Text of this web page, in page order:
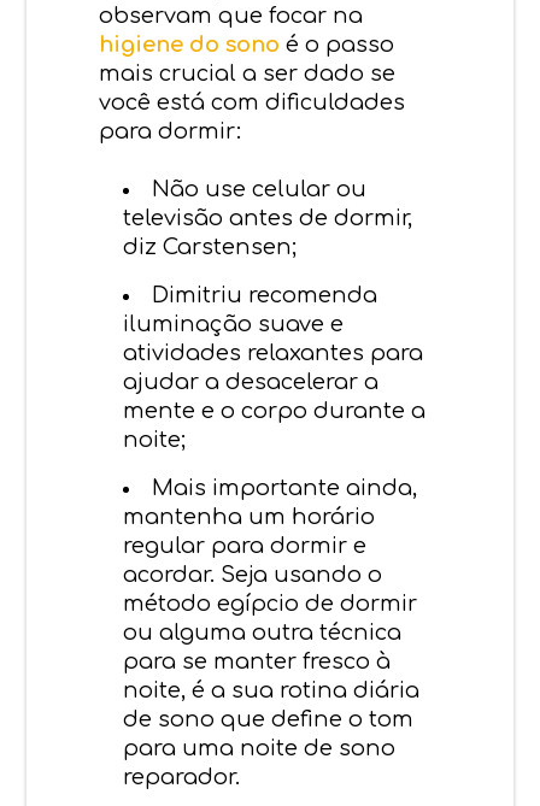
observam que focar na
higiene do sono é o passo
mais crucial a ser dado se
você está com dificuldades
para dormir:
Não use celular ou
televisão antes de dormir,
diz Carstensen;
Dimitriu recomenda
iluminação suave e
atividades relaxantes para
ajudar a desacelerar a
mente e o corpo durante a
noite;
Mais importante ainda,
mantenha um horário
regular para dormir e
acordar. Seja usando o
método egípcio de dormir
ou alguma outra técnica
para se manter fresco à
noite, é a sua rotina diária
de sono que define o tom
para uma noite de sono
reparador.